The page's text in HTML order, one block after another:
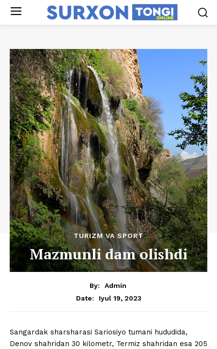
TURIZM VA SPORT
Mazmunli dam olishdi
By:
Admin
Date:
Iyul 19, 2023
Sangardak sharsharasi Sariosiyo tumani hududida,
Denov shahridan 30 kilometr, Termiz shahridan esa 205